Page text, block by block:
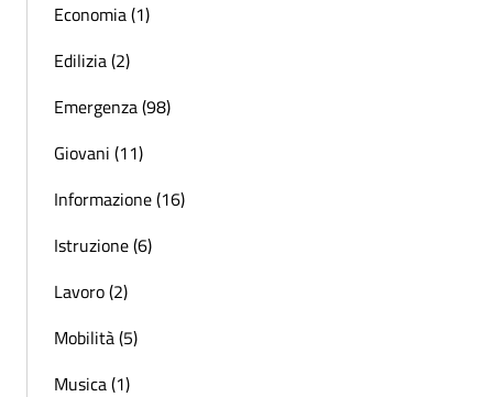
Economia (1)
Edilizia (2)
Emergenza (98)
Giovani (11)
Informazione (16)
Istruzione (6)
Lavoro (2)
Mobilità (5)
Musica (1)